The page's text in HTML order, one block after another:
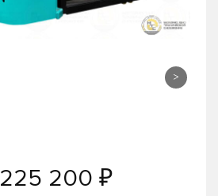
>
225 200 ₽